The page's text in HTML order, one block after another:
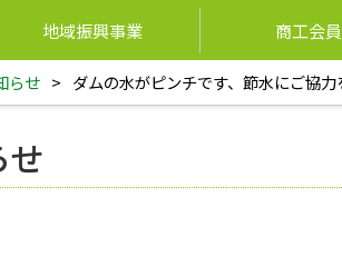
地域振興事業 商工会員
らせ > ダムの水がピンチです、節水にご協力